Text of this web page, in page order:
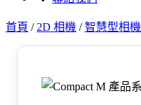
首頁 / 2D 相機 /智慧型相機